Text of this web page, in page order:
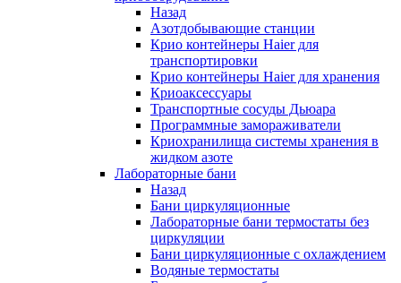
Назад
Азотдобывающие станции
Крио контейнеры Haier для
транспортировки
Крио контейнеры Haier для хранения
Криоаксессуары
Транспортные сосуды Дьюара
Программные замораживатели
Криохранилища системы хранения в
жидком азоте
Лабораторные бани
Назад
Бани циркуляционные
Лабораторные бани термостаты без
циркуляции
Бани циркуляционные с охлаждением
Водяные термостаты